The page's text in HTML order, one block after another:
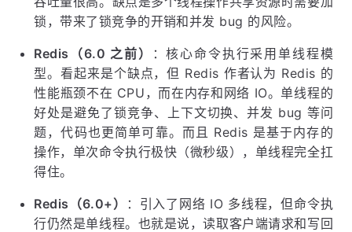
锁，带来了锁竞争的开销和并发 bug 的风险。
Redis（6.0 之前）
：核心命令执行采用单线程模
型。看起来是个缺点，但 Redis 作者认为 Redis 的
性能瓶颈不在 CPU，而在内存和网络 IO。单线程的
好处是避免了锁竞争、上下文切换、并发 bug 等问
题，代码也更简单可靠。而且 Redis 是基于内存的
操作，单次命令执行极快（微秒级），单线程完全扛
得住。
Redis（6.0+）
：引入了网络 IO 多线程，但命令执
行仍然是单线程。也就是说，读取客户端请求和写回